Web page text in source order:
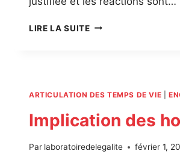
LIRE LA SUITERÉFORME
SUR
LA
DES
ARTICULATION DES TEMPS DE VIE |
Implication des
Par laboratoiredelegalite février 1,